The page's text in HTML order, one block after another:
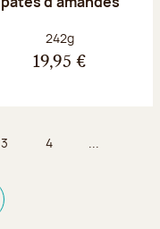
Poids net :
242g
19,95 €
Page
3 Page
4 ...